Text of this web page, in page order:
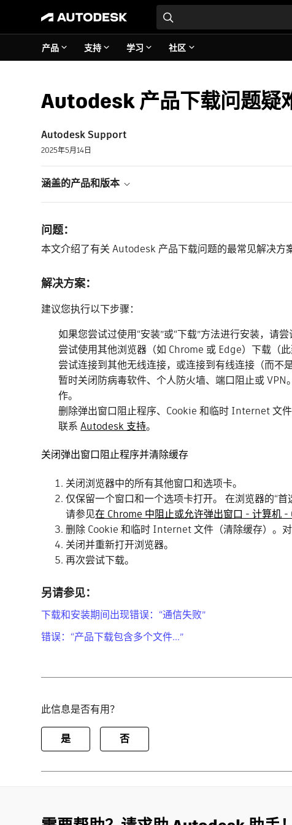
产品 支持 学习 社区
Autodesk 产品下载问题疑
Autodesk Support
2025年5月14日
涵盖的产品和版本
问题：
本文介绍了有关 Autodesk 产品下载问题的最常见解决方
解决方案：
建议您执行以下步骤：
如果您尝试过使用“安装”或“下载”方法进行安装，请
尝试使用其他浏览器（如 Chrome 或 Edge）下载（
尝试连接到其他无线连接，或连接到有线连接（而不
暂时关闭防病毒软件、个人防火墙、端口阻止或
作。
删除弹出窗口阻止程序、Cookie 和临时 Internet 文件
联系Autodesk 支持。
关闭弹出窗口阻止程序并清除缓存
关闭浏览器中的所有其他窗口和选项卡。
仅保留一个窗口和一个选项卡打开。 在浏览器的“
请参见在 Chrome 中阻止或允许弹出窗口 - 计算机
删除 Cookie 和临时 Internet 文件（清除缓存）。
关闭并重新打开浏览器。
再次尝试下载。
另请参见：
下载和安装期间出现错误：“通信失败”
错误：“产品下载包含多个文件...”
此信息是否有用？
是 否